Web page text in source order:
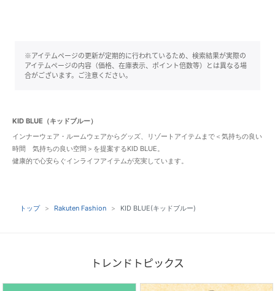
※アイテムページの更新が定期的に行われているため、検索結果が実際の
アイテムページの内容（価格、在庫表示、ポイント倍数等）とは異なる場
合がございます。ご注意ください。
KID BLUE（キッドブルー）
インナーウェア・ルームウェアからグッズ、リゾートアイテムまで＜気持ちの良い
時間 気持ちの良い空間＞を提案するKID BLUE。
健康的で心安らぐインライフアイテムが充実しています。
トップ Rakuten Fashion KID BLUE(キッドブルー)
トレンドトピックス